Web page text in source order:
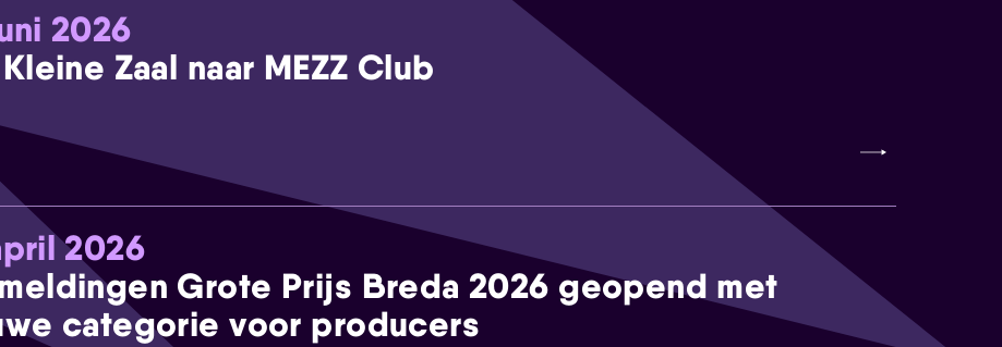
2026
Zaal naar MEZZ Club
2026
Grote Prijs Breda 2026 geopend met
categorie voor producers